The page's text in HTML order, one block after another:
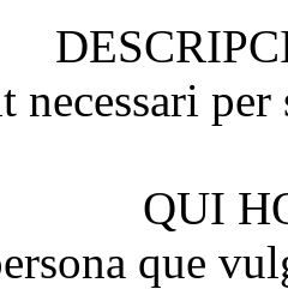
necessari
QUI
que